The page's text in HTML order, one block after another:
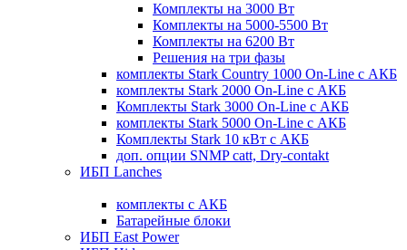
Комплекты на 3000 Вт
Комплекты на 5000-5500 Вт
Комплекты на 6200 Вт
Решения на три фазы
комплекты Stark Country 1000 On-Line с АКБ
комплекты Stark 2000 On-Line с АКБ
Комплекты Stark 3000 On-Line с АКБ
комплекты Stark 5000 On-Line с АКБ
Комплекты Stark 10 кВт с АКБ
доп. опции SNMP catt, Dry-contakt
ИБП Lanches
комплекты с АКБ
Батарейные блоки
ИБП East Power